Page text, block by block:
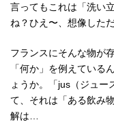
言ってもこれは「洗い
ね？ひえ〜、想像した
フランスにそんな物が
「何か」を例えている
ょうか。「jus（ジュー
て、それは「ある飲み
解は…